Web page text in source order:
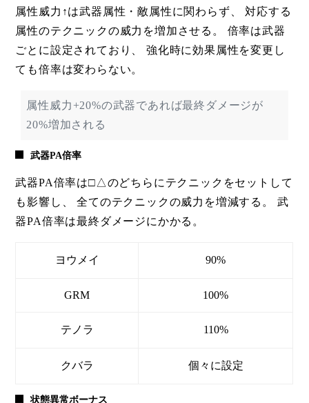
属性威力↑は武器属性・敵属性に関わらず、 対応する
属性のテクニックの威力を増加させる。 倍率は武器
ごとに設定されており、 強化時に効果属性を変更し
ても倍率は変わらない。
属性威力+20%の武器であれば最終ダメージが
20%増加される
武器PA倍率
武器PA倍率は□△のどちらにテクニックをセットして
も影響し、 全てのテクニックの威力を増減する。 武
器PA倍率は最終ダメージにかかる。
ヨウメイ 90%
GRM 100%
テノラ 110%
クバラ 個々に設定
状態異常ボーナス